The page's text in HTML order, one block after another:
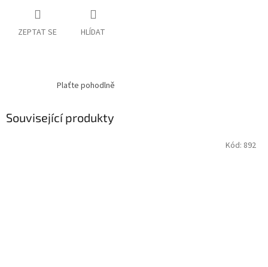
ZEPTAT SE HLÍDAT
Plaťte pohodlně
Související produkty
Kód: 892